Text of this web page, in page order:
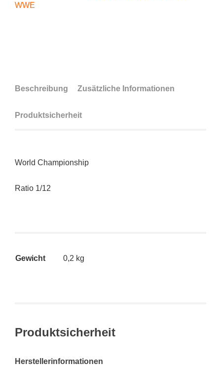
WWE
Beschreibung Zusätzliche Informationen
Produktsicherheit
World Championship
Ratio 1/12
Gewicht 0,2 kg
Produktsicherheit
Herstellerinformationen